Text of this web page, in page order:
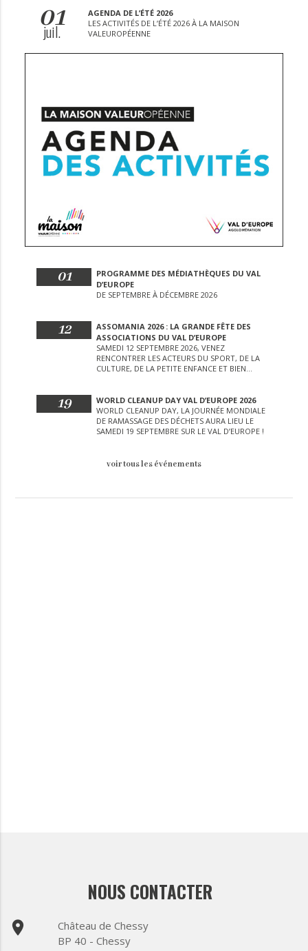
01
juil.
AGENDA DE L’ÉTÉ 2026
LES ACTIVITÉS DE L’ÉTÉ 2026 À LA MAISON
VALEUROPÉENNE
01
PROGRAMME DES MÉDIATHÈQUES DU VAL
D’EUROPE
DE SEPTEMBRE À DÉCEMBRE 2026
12
ASSOMANIA 2026 : LA GRANDE FÊTE DES
ASSOCIATIONS DU VAL D’EUROPE
SAMEDI 12 SEPTEMBRE 2026, VENEZ
RENCONTRER LES ACTEURS DU SPORT, DE LA
CULTURE, DE LA PETITE ENFANCE ET BIEN
19
WORLD CLEANUP DAY VAL D’EUROPE 2026
WORLD CLEANUP DAY, LA JOURNÉE MONDIALE
DE RAMASSAGE DES DÉCHETS AURA LIEU LE
SAMEDI 19 SEPTEMBRE SUR LE VAL D’EUROPE !
voir tous les événements
NOUS CONTACTER
place
Château de Chessy
BP 40 - Chessy